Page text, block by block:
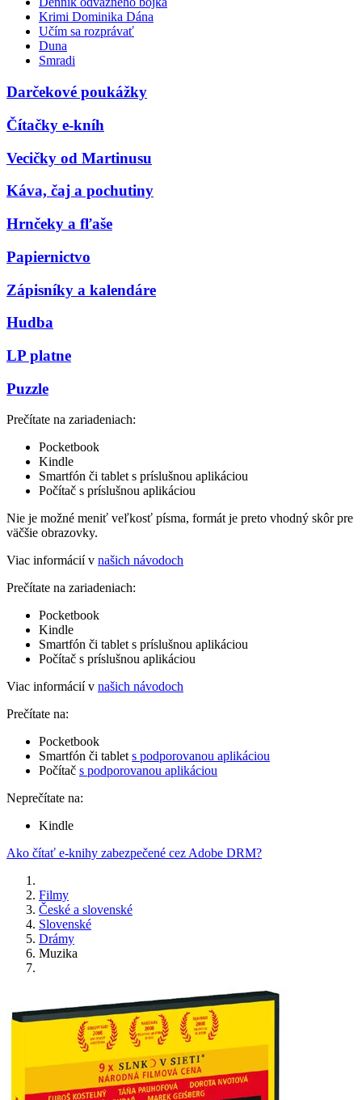
Krimi Dominika Dána
Učím sa rozprávať
Duna
Smradi
Darčekové poukážky
Čítačky e-kníh
Vecičky od Martinusu
Káva, čaj a pochutiny
Hrnčeky a fľaše
Papiernictvo
Zápisníky a kalendáre
Hudba
LP platne
Puzzle
Prečítate na zariadeniach:
Pocketbook
Kindle
Smartfón či tablet s príslušnou aplikáciou
Počítač s príslušnou aplikáciou
Nie je možné meniť veľkosť písma, formát je preto vhodný skôr pre
väčšie obrazovky.
Viac informácií v našich návodoch
Prečítate na zariadeniach:
Pocketbook
Kindle
Smartfón či tablet s príslušnou aplikáciou
Počítač s príslušnou aplikáciou
Viac informácií v našich návodoch
Prečítate na:
Pocketbook
Smartfón či tablet s podporovanou aplikáciou
Počítač s podporovanou aplikáciou
Neprečítate na:
Kindle
Ako čítať e-knihy zabezpečené cez Adobe DRM?
Filmy
České a slovenské
Slovenské
Drámy
Muzika